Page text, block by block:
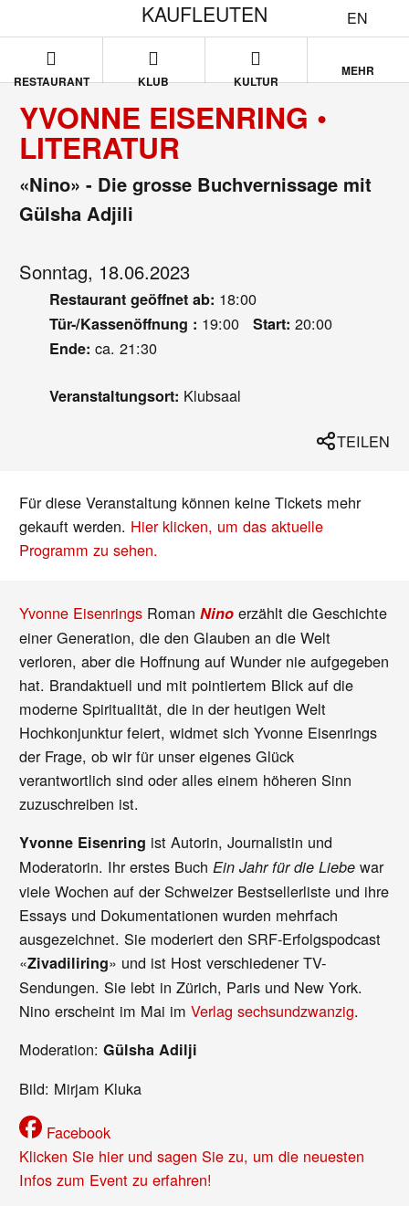
EN
KAUFLEUTEN
RESTAURANT KLUB KULTUR
MEHR
YVONNE EISENRING •
LITERATUR
«Nino» - Die grosse Buchvernissage mit
Gülsha Adjili
Sonntag, 18.06.2023
Restaurant geöffnet ab: 18:00
Tür-/Kassenöffnung : 19:00 Start: 20:00
Ende: ca. 21:30
Veranstaltungsort: Klubsaal
TEILEN
Für diese Veranstaltung können keine Tickets mehr
gekauft werden. Hier klicken, um das aktuelle
Programm zu sehen.
Yvonne Eisenrings RomanNino erzählt die Geschichte
einer Generation, die den Glauben an die Welt
verloren, aber die Hoffnung auf Wunder nie aufgegeben
hat. Brandaktuell und mit pointiertem Blick auf die
moderne Spiritualität, die in der heutigen Welt
Hochkonjunktur feiert, widmet sich Yvonne Eisenrings
der Frage, ob wir für unser eigenes Glück
verantwortlich sind oder alles einem höheren Sinn
zuzuschreiben ist.
Yvonne Eisenring ist Autorin, Journalistin und
Moderatorin. Ihr erstes BuchEin Jahr für die Liebe war
viele Wochen auf der Schweizer Bestsellerliste und ihre
Essays und Dokumentationen wurden mehrfach
ausgezeichnet. Sie moderiert den SRF-Erfolgspodcast
«Zivadiliring» und ist Host verschiedener TV-
Sendungen. Sie lebt in Zürich, Paris und New York.
Nino erscheint im Mai imVerlag sechsundzwanzig.
Moderation:Gülsha Adilji
Bild: Mirjam Kluka
Facebook
Klicken Sie hier und sagen Sie zu, um die neuesten
Infos zum Event zu erfahren!